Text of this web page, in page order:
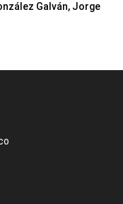
Galván, Jorge